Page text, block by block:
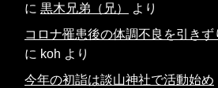
に 黒木兄弟（兄）
より
コロナ罹患後の体調不良を引き
に koh より
今年の初詣は談山神社で活動始め